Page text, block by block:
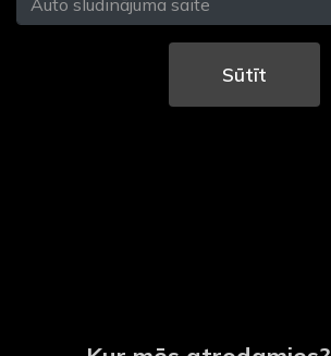
Sūtīt